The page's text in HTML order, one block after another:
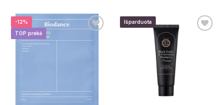
-12%
TOP prekė
Išparduota